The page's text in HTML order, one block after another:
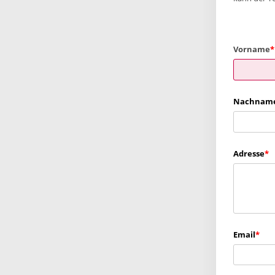
Vorname
Adresse
Email